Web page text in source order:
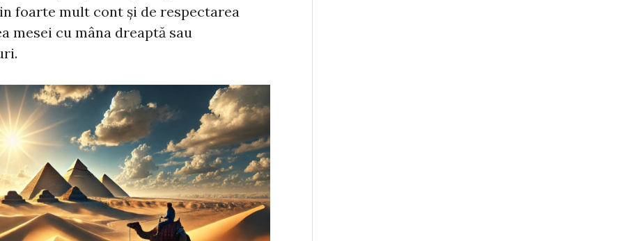
foarte mult cont și de respectarea
mesei cu mâna dreaptă sau